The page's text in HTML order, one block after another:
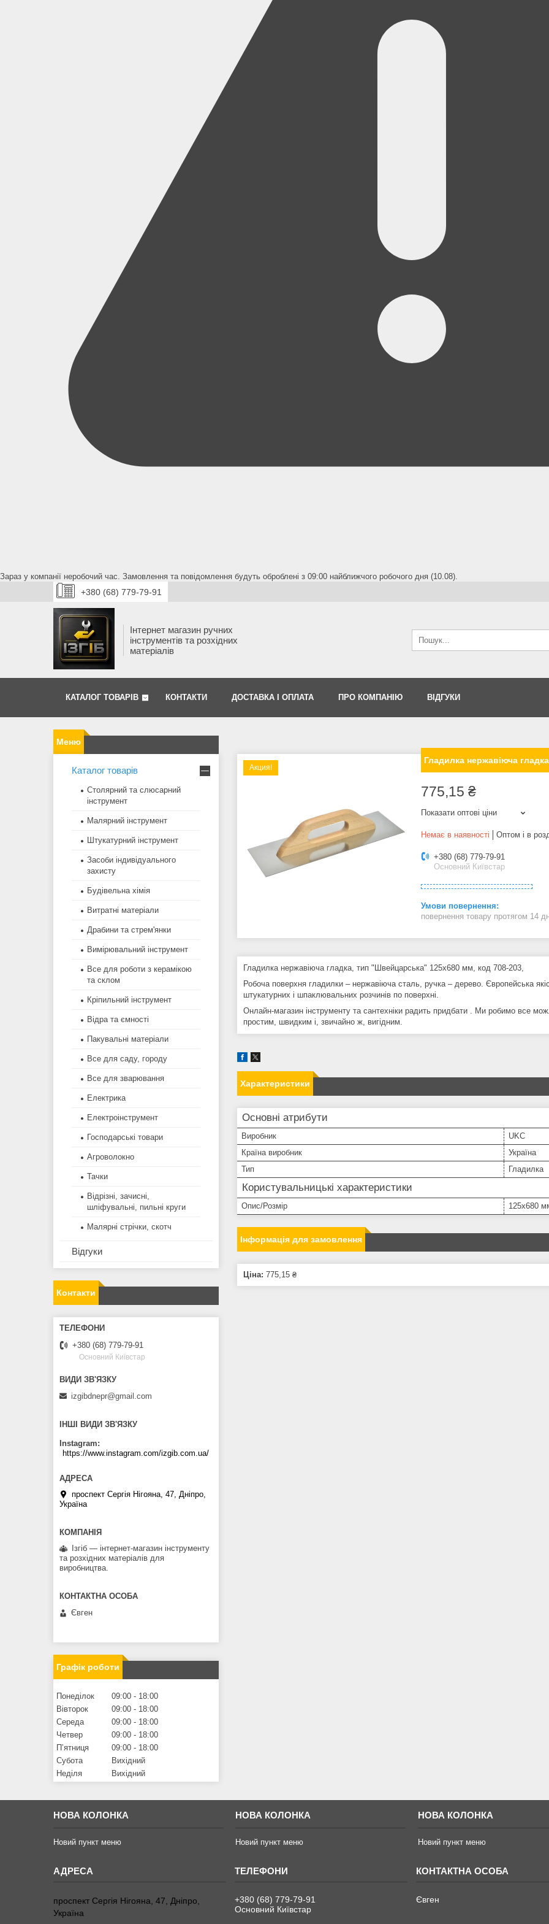
Зараз у компанії неробочий час. Замовлення та повідомлення будуть оброблені з 09:00 найближчого робочого дня (10.08).
+380 (68) 779-79-91
Інтернет магазин ручних
інструментів та розхідних
матеріалів
КАТАЛОГ ТОВАРІВ КОНТАКТИ ДОСТАВКА І ОПЛАТА ПРО КОМПАНІЮ ВІДГУКИ
Акция!
Гладилка нержавіюча
775,15 ₴
Показати оптові ціни
Немає в наявності Оптом і в
+380 (68) 779-79-91
Основний Київстар
повернення товару протягом 14
Гладилка нержавіюча гладка, тип "Швейцарська" 125х680 мм, код 708-203,
Робоча поверхня гладилки – нержавіюча сталь, ручка – дерево. Європейська
штукатурних і шпаклювальних розчинів по поверхні.
Онлайн-магазин інструменту та сантехніки радить придбати . Ми робимо все
простим, швидким і, звичайно ж, вигідним.
Характеристики
Основні атрибути
Виробник
UKC
Країна виробник
Україна
Тип
Гладилка
Користувальницькі характеристики
Опис/Розмір 125х680
Інформація для замовлення
Ціна: 775,15 ₴
Каталог товарів
Столярний та слюсарний
інструмент
Малярний інструмент
Штукатурний інструмент
Засоби індивідуального
захисту
Будівельна хімія
Витратні матеріали
Драбини та стрем'янки
Вимірювальний інструмент
Все для роботи з керамікою
та склом
Кріпильний інструмент
Відра та ємності
Пакувальні матеріали
Все для саду, городу
Все для зварювання
Електрика
Електроінструмент
Господарські товари
Агроволокно
Тачки
Відрізні, зачисні,
шліфувальні, пильні круги
Малярні стрічки, скотч
Відгуки
Контакти
+380 (68) 779-79-91
Основний Київстар
izgibdnepr@gmail.com
ІНШІ ВИДИ ЗВ'ЯЗКУ
Instagram
https://www.instagram.com/izgib.com.ua/
проспект Сергія Нігояна, 47, Дніпро,
Україна
Ізгіб — інтернет-магазин інструменту
та розхідних матеріалів для
виробництва.
Євген
Графік роботи
Понеділок 09:00
18:00
Вівторок
09:00
18:00
Середа
09:00
18:00
Четвер
09:00
18:00
Пʼятниця
09:00
18:00
Субота
Вихідний
Неділя
Вихідний
НОВА КОЛОНКА
Новий пункт меню
НОВА КОЛОНКА
Новий пункт меню
НОВА КОЛОНКА
Новий пункт меню
проспект Сергія Нігояна, 47, Дніпро,
Україна
+380 (68) 779-79-91
Основний Київстар
Євген